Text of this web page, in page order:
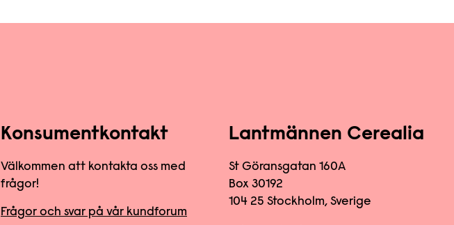
Konsumentkontakt
Välkommen att kontakta oss med
frågor!
Frågor och svar på vår kundforum
Lantmännen Cerealia
St Göransgatan 160A
Box 30192
104 25 Stockholm, Sverige